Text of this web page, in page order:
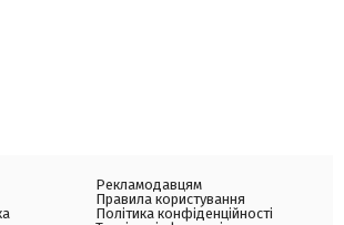
Рекламодавцям
Правила користування
Політика конфіденційності